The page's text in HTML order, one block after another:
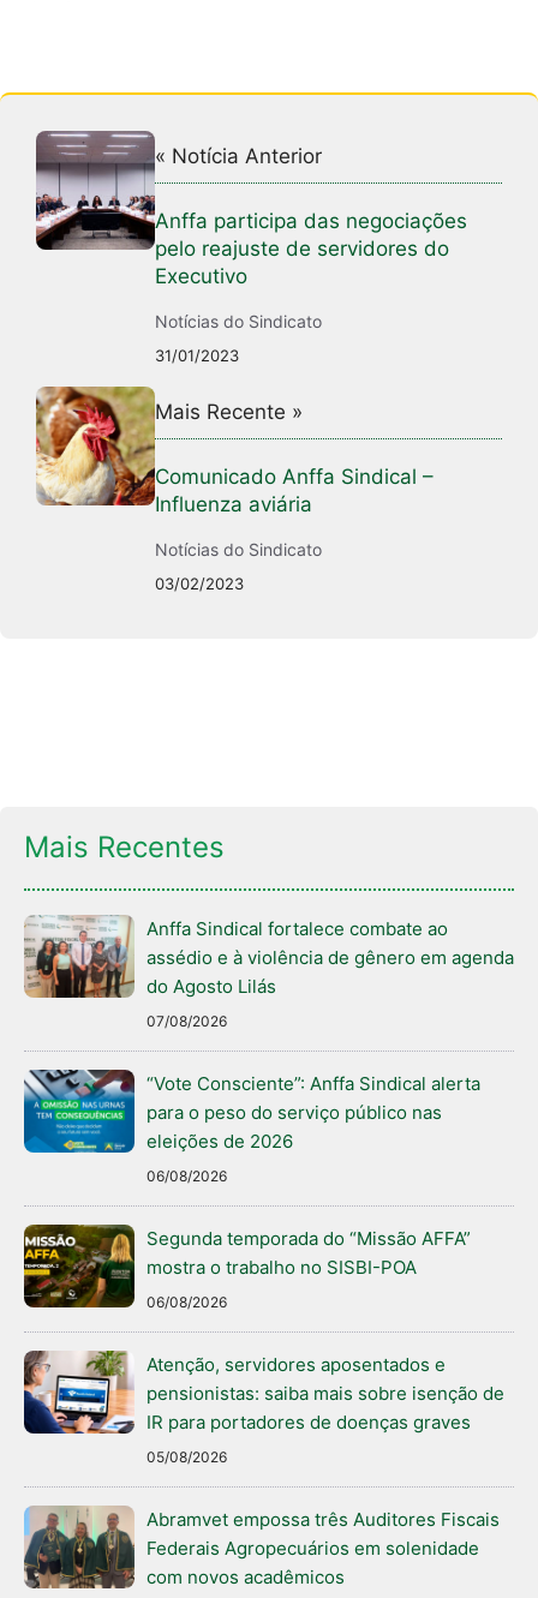
« Notícia Anterior
Anffa participa das negociações
pelo reajuste de servidores do
Executivo
Notícias do Sindicato
31/01/2023
Mais Recente »
Comunicado Anffa Sindical –
Influenza aviária
Notícias do Sindicato
03/02/2023
Mais Recentes
Anffa Sindical fortalece combate ao
assédio e à violência de gênero em agenda
do Agosto Lilás
07/08/2026
“Vote Consciente”: Anffa Sindical alerta
para o peso do serviço público nas
eleições de 2026
06/08/2026
Segunda temporada do “Missão AFFA”
mostra o trabalho no SISBI-POA
06/08/2026
Atenção, servidores aposentados e
pensionistas: saiba mais sobre isenção de
IR para portadores de doenças graves
05/08/2026
Abramvet empossa três Auditores Fiscais
Federais Agropecuários em solenidade
com novos acadêmicos